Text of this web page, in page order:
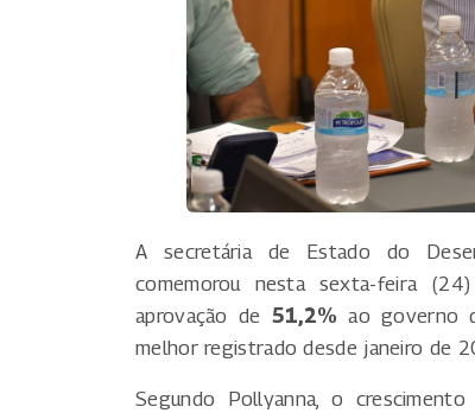
A secretária de Estado do
comemorou nesta sexta-feira
aprovação de 51,2% ao governo
melhor registrado desde janeiro de
Segundo Pollyanna, o